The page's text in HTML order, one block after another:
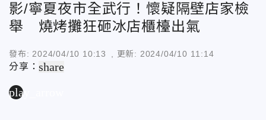
影/寧夏夜市全武行！懷疑隔壁店家檢
舉 燒烤攤狂砸冰店櫃檯出氣
發布: 2024/04/10 10:13 , 更新: 2024/04/10 11:14
分享：share
play_arrow